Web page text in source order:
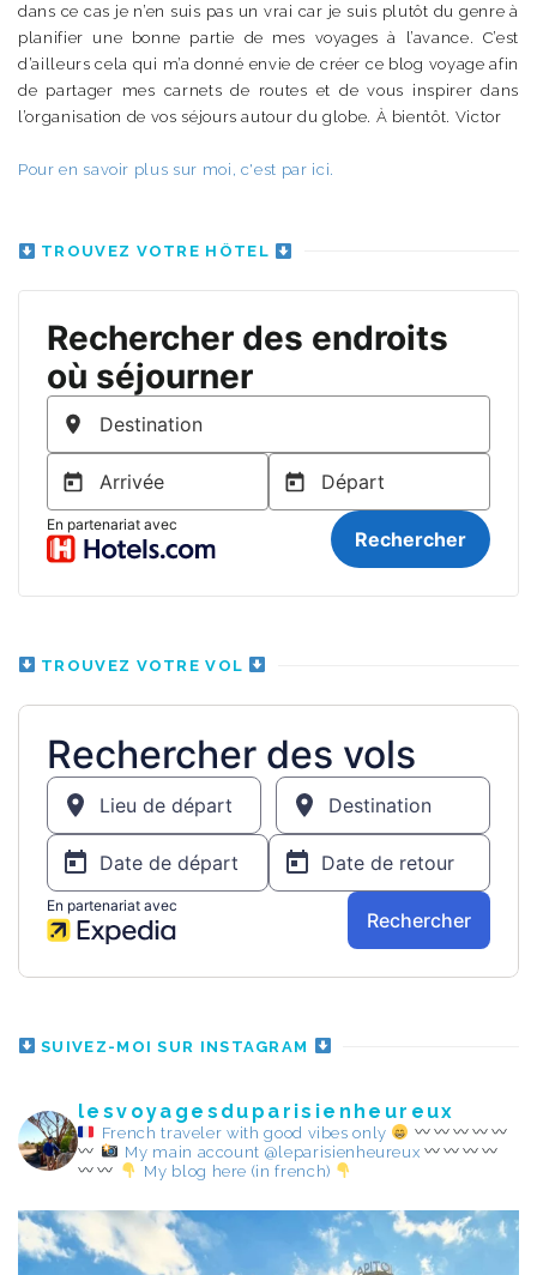
dans ce cas je n’en suis pas un vrai car je suis plutôt du genre à
planifier une bonne partie de mes voyages à l’avance. C’est
d’ailleurs cela qui m’a donné envie de créer ce blog voyage afin
de partager mes carnets de routes et de vous inspirer dans
l’organisation de vos séjours autour du globe. À bientôt. Victor
Pour en savoir plus sur moi, c'est par ici.
TROUVEZ VOTRE HÔTEL
TROUVEZ VOTRE VOL
SUIVEZ-MOI SUR INSTAGRAM
lesvoyagesduparisienheureux
French traveler with good vibes only
My main account @leparisienheureux
My blog here (in french)